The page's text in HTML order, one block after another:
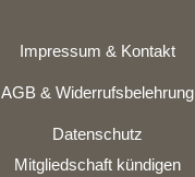
Impressum & Kontakt
AGB & Widerrufsbelehrung
Datenschutz
Mitgliedschaft kündigen